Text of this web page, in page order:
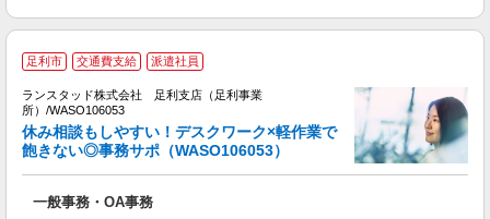
足利市 交通費支給 派遣社員
ランスタッド株式会社 足利支店（足利事業
所）/WASO106053
休み相談もしやすい！デスクワーク×軽作業で
飽きない◎事務サポ（WASO106053）
一般事務・OA事務